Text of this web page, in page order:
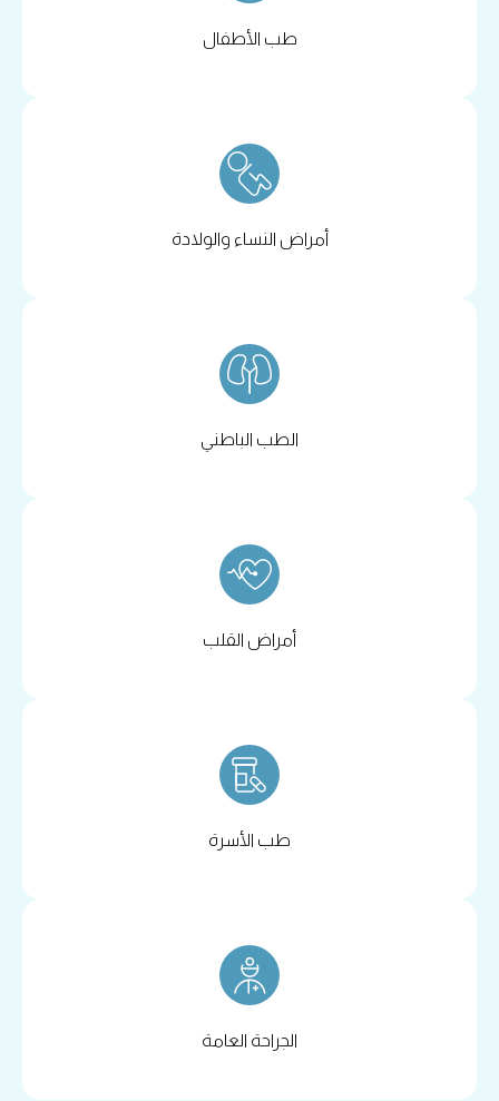
طب الأطفال
أمراض النساء والولادة
الطب الباطني
أمراض القلب
طب الأسرة
الجراحة العامة